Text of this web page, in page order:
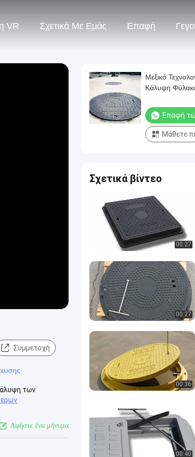
VR Σχετικά Με Εμάς Επαφή
Συμμετοχή
των
Αφήστε ένα μήνυμα
Μεξικό
Κάλυψη
Επαφή
Μάθετε
Σχετικά βίντεο
00:27
00:27
00:36
00:40